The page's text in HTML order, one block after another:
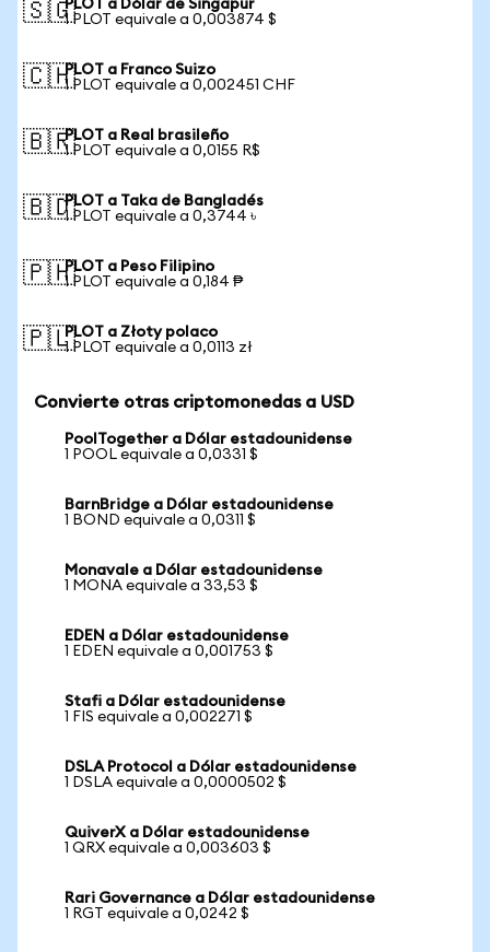
🇸🇬PLOT a Dólar de Singapur
1 PLOT equivale a 0,003874 $
🇨🇭PLOT a Franco Suizo
1 PLOT equivale a 0,002451 CHF
🇧🇷PLOT a Real brasileño
1 PLOT equivale a 0,0155 R$
🇧🇩PLOT a Taka de Bangladés
1 PLOT equivale a 0,3744 ৳
🇵🇭PLOT a Peso Filipino
1 PLOT equivale a 0,184 ₱
🇵🇱PLOT a Złoty polaco
1 PLOT equivale a 0,0113 zł
Convierte otras criptomonedas a USD
PoolTogether a Dólar estadounidense
1 POOL equivale a 0,0331 $
BarnBridge a Dólar estadounidense
1 BOND equivale a 0,0311 $
Monavale a Dólar estadounidense
1 MONA equivale a 33,53 $
EDEN a Dólar estadounidense
1 EDEN equivale a 0,001753 $
Stafi a Dólar estadounidense
1 FIS equivale a 0,002271 $
DSLA Protocol a Dólar estadounidense
1 DSLA equivale a 0,0000502 $
QuiverX a Dólar estadounidense
1 QRX equivale a 0,003603 $
Rari Governance a Dólar estadounidense
1 RGT equivale a 0,0242 $